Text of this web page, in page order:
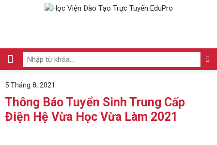
5 Tháng 8, 2021
Thông Báo Tuyển Sinh Trung Cấp
Điện Hệ Vừa Học Vừa Làm 2021